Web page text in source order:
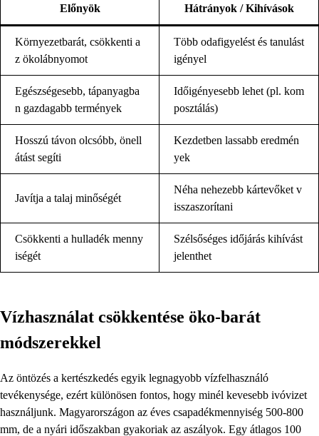
Előnyök Hátrányok / Kihívások
Környezetbarát, csökkenti a
z ökolábnyomot
Több odafigyelést és tanulást
igényel
Egészségesebb, tápanyagba
n gazdagabb termények
Időigényesebb lehet (pl. kom
posztálás)
Hosszú távon olcsóbb, önell
átást segíti
Kezdetben lassabb eredmén
yek
Javítja a talaj minőségét
Néha nehezebb kártevőket v
isszaszorítani
Csökkenti a hulladék menny
iségét
Szélsőséges időjárás kihívást
jelenthet
Vízhasználat csökkentése öko-barát
módszerekkel
Az öntözés a kertészkedés egyik legnagyobb vízfelhasználó
tevékenysége, ezért különösen fontos, hogy minél kevesebb ivóvizet
használjunk. Magyarországon az éves csapadékmennyiség 500-800
mm, de a nyári időszakban gyakoriak az aszályok. Egy átlagos 100